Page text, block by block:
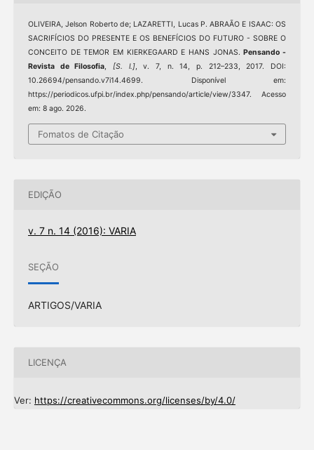
OLIVEIRA, Jelson Roberto de; LAZARETTI, Lucas P. ABRAÃO E ISAAC: OS
SACRIFÍCIOS DO PRESENTE E OS BENEFÍCIOS DO FUTURO - SOBRE O
CONCEITO DE TEMOR EM KIERKEGAARD E HANS JONAS.Pensando -
Revista de Filosofia, [S. l.], v. 7, n. 14, p. 212–233, 2017. DOI:
10.26694/pensando.v7i14.4699. Disponível em:
https://periodicos.ufpi.br/index.php/pensando/article/view/3347. Acesso
em: 8 ago. 2026.
Fomatos de Citação
EDIÇÃO
v. 7 n. 14 (2016): VARIA
SEÇÃO
ARTIGOS/VARIA
LICENÇA
Ver: https://creativecommons.org/licenses/by/4.0/